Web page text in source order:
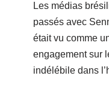
Les médias
passés avec
était vu comme
engagement sur
indélébile dans